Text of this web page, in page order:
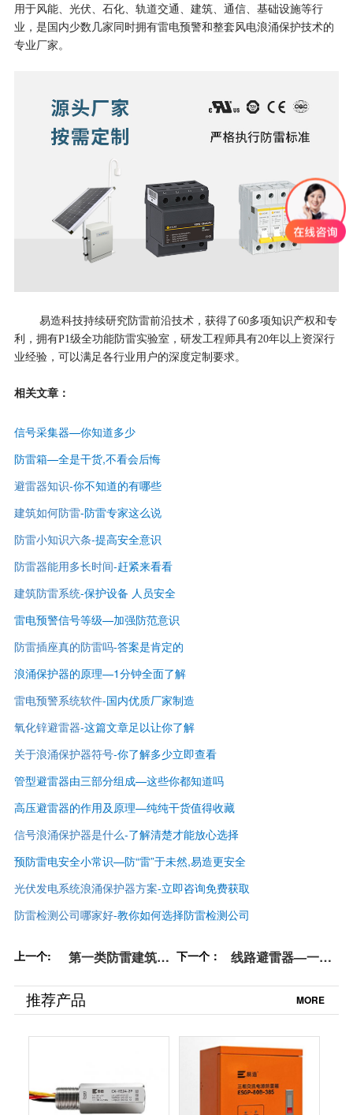
⽤于风能、光伏、石化、轨道交通、建筑、通信、基础设施等行
业，是国内少数几家同时拥有雷电预警和整套⻛电浪涌保护技术的
专业⼚家。
易造科技持续研究防雷前沿技术，获得了60多项知识产权和专
利，拥有P1级全功能防雷实验室，研发⼯程师具有20年以上资深⾏
业经验，可以满⾜各⾏业用户的深度定制要求。
相关文章：
信号采集器—你知道多少
防雷箱—全是干货,不看会后悔
避雷器知识-你不知道的有哪些
建筑如何防雷-防雷专家这么说
防雷小知识六条-提高安全意识
防雷器能用多长时间-赶紧来看看
建筑防雷系统-保护设备 人员安全
雷电预警信号等级—加强防范意识
防雷插座真的防雷吗-答案是肯定的
浪涌保护器的原理—1分钟全面了解
雷电预警系统软件-国内优质厂家制造
氧化锌避雷器-这篇文章足以让你了解
关于浪涌保护器符号-你了解多少立即查看
管型避雷器由三部分组成—这些你都知道吗
高压避雷器的作用及原理—纯纯干货值得收藏
信号浪涌保护器是什么-了解清楚才能放心选择
预防雷电安全小常识—防“雷”于未然,易造更安全
光伏发电系统浪涌保护器方案-立即咨询免费获取
防雷检测公司哪家好-教你如何选择防雷检测公司
上一个:
第一类防雷建筑物
州易造】
下一个：
线路避雷器—一文
推荐产品 MORE